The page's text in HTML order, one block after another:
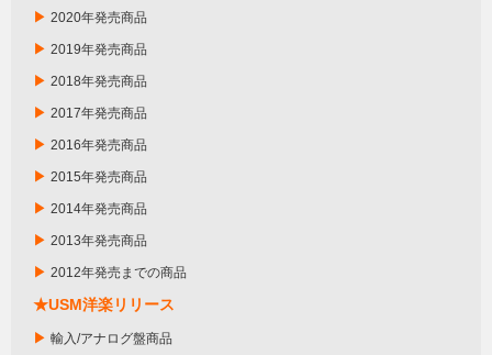
▶ 2020年発売商品
▶ 2019年発売商品
▶ 2018年発売商品
▶ 2017年発売商品
▶ 2016年発売商品
▶ 2015年発売商品
▶ 2014年発売商品
▶ 2013年発売商品
▶ 2012年発売までの商品
★USM洋楽リリース
▶ 輸入/アナログ盤商品